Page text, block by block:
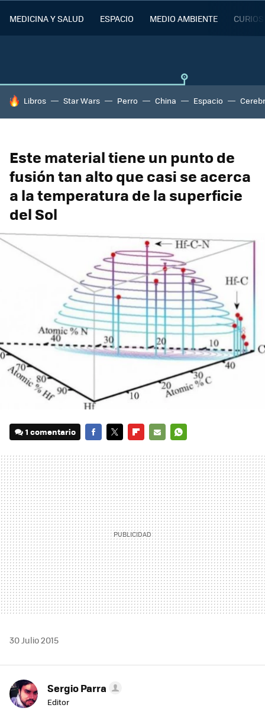
MEDICINA Y SALUD ESPACIO MEDIO AMBIENTE
HOY SE HABLA DE
Libros Star Wars Perro China Espacio
Este material tiene un punto de
fusión tan alto que casi se acerca
a la temperatura de la superficie
del Sol
1 comentario
MAIL
30 Julio 2015
Sergio Parra
Editor